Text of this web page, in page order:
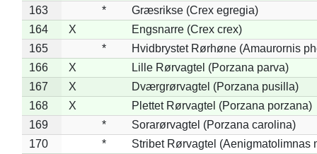
163
*
Græsrikse (Crex egregia)
164
X
Engsnarre (Crex crex)
165
*
Hvidbrystet Rørhøne (Amaurornis
166
X
Lille Rørvagtel (Porzana parva)
167
X
Dværgrørvagtel (Porzana pusilla)
168
X
Plettet Rørvagtel (Porzana porzana)
169
*
Sorarørvagtel (Porzana carolina)
170
*
Stribet Rørvagtel (Aenigmatolimnas